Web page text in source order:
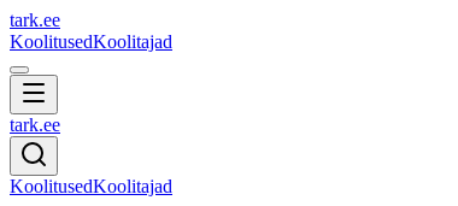
tark.ee
KoolitusedKoolitajad
tark.ee
KoolitusedKoolitajad